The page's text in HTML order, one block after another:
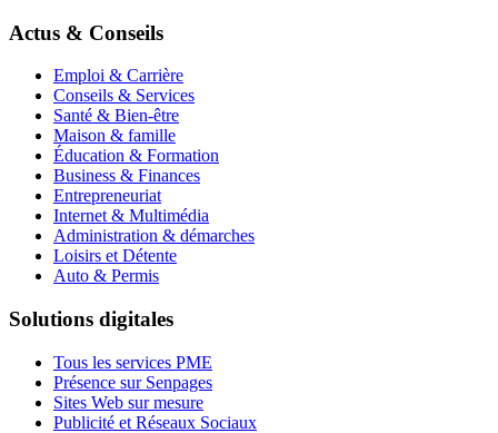
Actus & Conseils
Emploi & Carrière
Conseils & Services
Santé & Bien-être
Maison & famille
Éducation & Formation
Business & Finances
Entrepreneuriat
Internet & Multimédia
Administration & démarches
Loisirs et Détente
Auto & Permis
Solutions digitales
Tous les services PME
Présence sur Senpages
Sites Web sur mesure
Publicité et Réseaux Sociaux